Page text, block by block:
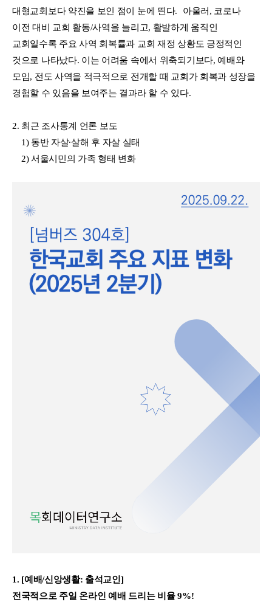
대형교회보다 약진을 보인 점이 눈에 띈다. 아울러, 코로나
이전 대비 교회 활동/사역을 늘리고, 활발하게 움직인
교회일수록 주요 사역 회복률과 교회 재정 상황도 긍정적인
것으로 나타났다. 이는 어려움 속에서 위축되기보다, 예배와
모임, 전도 사역을 적극적으로 전개할 때 교회가 회복과 성장을
경험할 수 있음을 보여주는 결과라 할 수 있다.
2. 최근 조사통계 언론 보도
1) 동반 자살∙살해 후 자살 실태
2) 서울시민의 가족 형태 변화
1. [예배/신앙생활: 출석교인]
전국적으로 주일 온라인 예배 드리는 비율 9%!